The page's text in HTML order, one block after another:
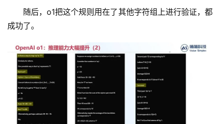
随后，o1把这个规则用在了其他字符组上进行验证，都
成功了。